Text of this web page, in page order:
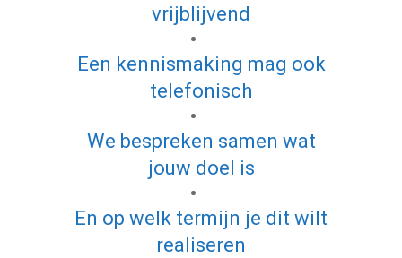
vrijblijvend
Een kennismaking mag ook
telefonisch
We bespreken samen wat
jouw doel is
En op welk termijn je dit wilt
realiseren